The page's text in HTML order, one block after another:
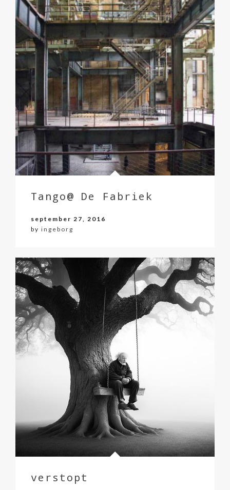
Tango@ De Fabriek
september 27, 2016
by ingeborg
verstopt